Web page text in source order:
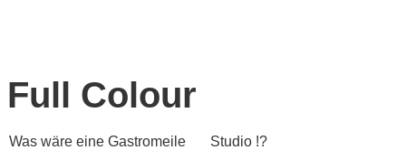
Full Colour
Was wäre eine Gastromeile
Studio !?